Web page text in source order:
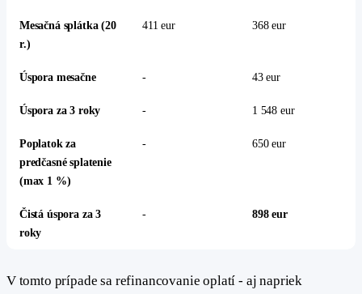
Mesačná splátka (20
r.)
411 eur 368 eur
Úspora mesačne - 43 eur
Úspora za 3 roky - 1 548 eur
Poplatok za
predčasné splatenie
(max 1 %)
- 650 eur
Čistá úspora za 3
roky
- 898 eur
V tomto prípade sa refinancovanie oplatí - aj napriek